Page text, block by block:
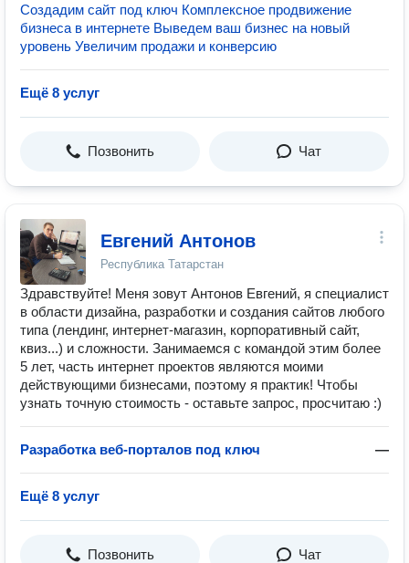
Создадим сайт под ключ Комплексное продвижение
бизнеса в интернете Выведем ваш бизнес на новый
уровень Увеличим продажи и конверсию
Ещё 8 услуг
Позвонить Чат
Евгений Антонов
Республика Татарстан
Здравствуйте! Меня зовут Антонов Евгений, я специалист
в области дизайна, разработки и создания сайтов любого
типа (лендинг, интернет-магазин, корпоративный сайт,
квиз...) и сложности. Занимаемся с командой этим более
5 лет, часть интернет проектов являются моими
действующими бизнесами, поэтому я практик! Чтобы
узнать точную стоимость - оставьте запрос, просчитаю :)
Разработка веб-порталов под ключ —
Ещё 8 услуг
Позвонить Чат